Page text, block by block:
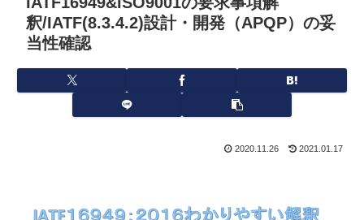
釈/IATF(8.3.4.2)設計・開発（APQP）の妥
当性確認
2020.11.26 2021.01.17